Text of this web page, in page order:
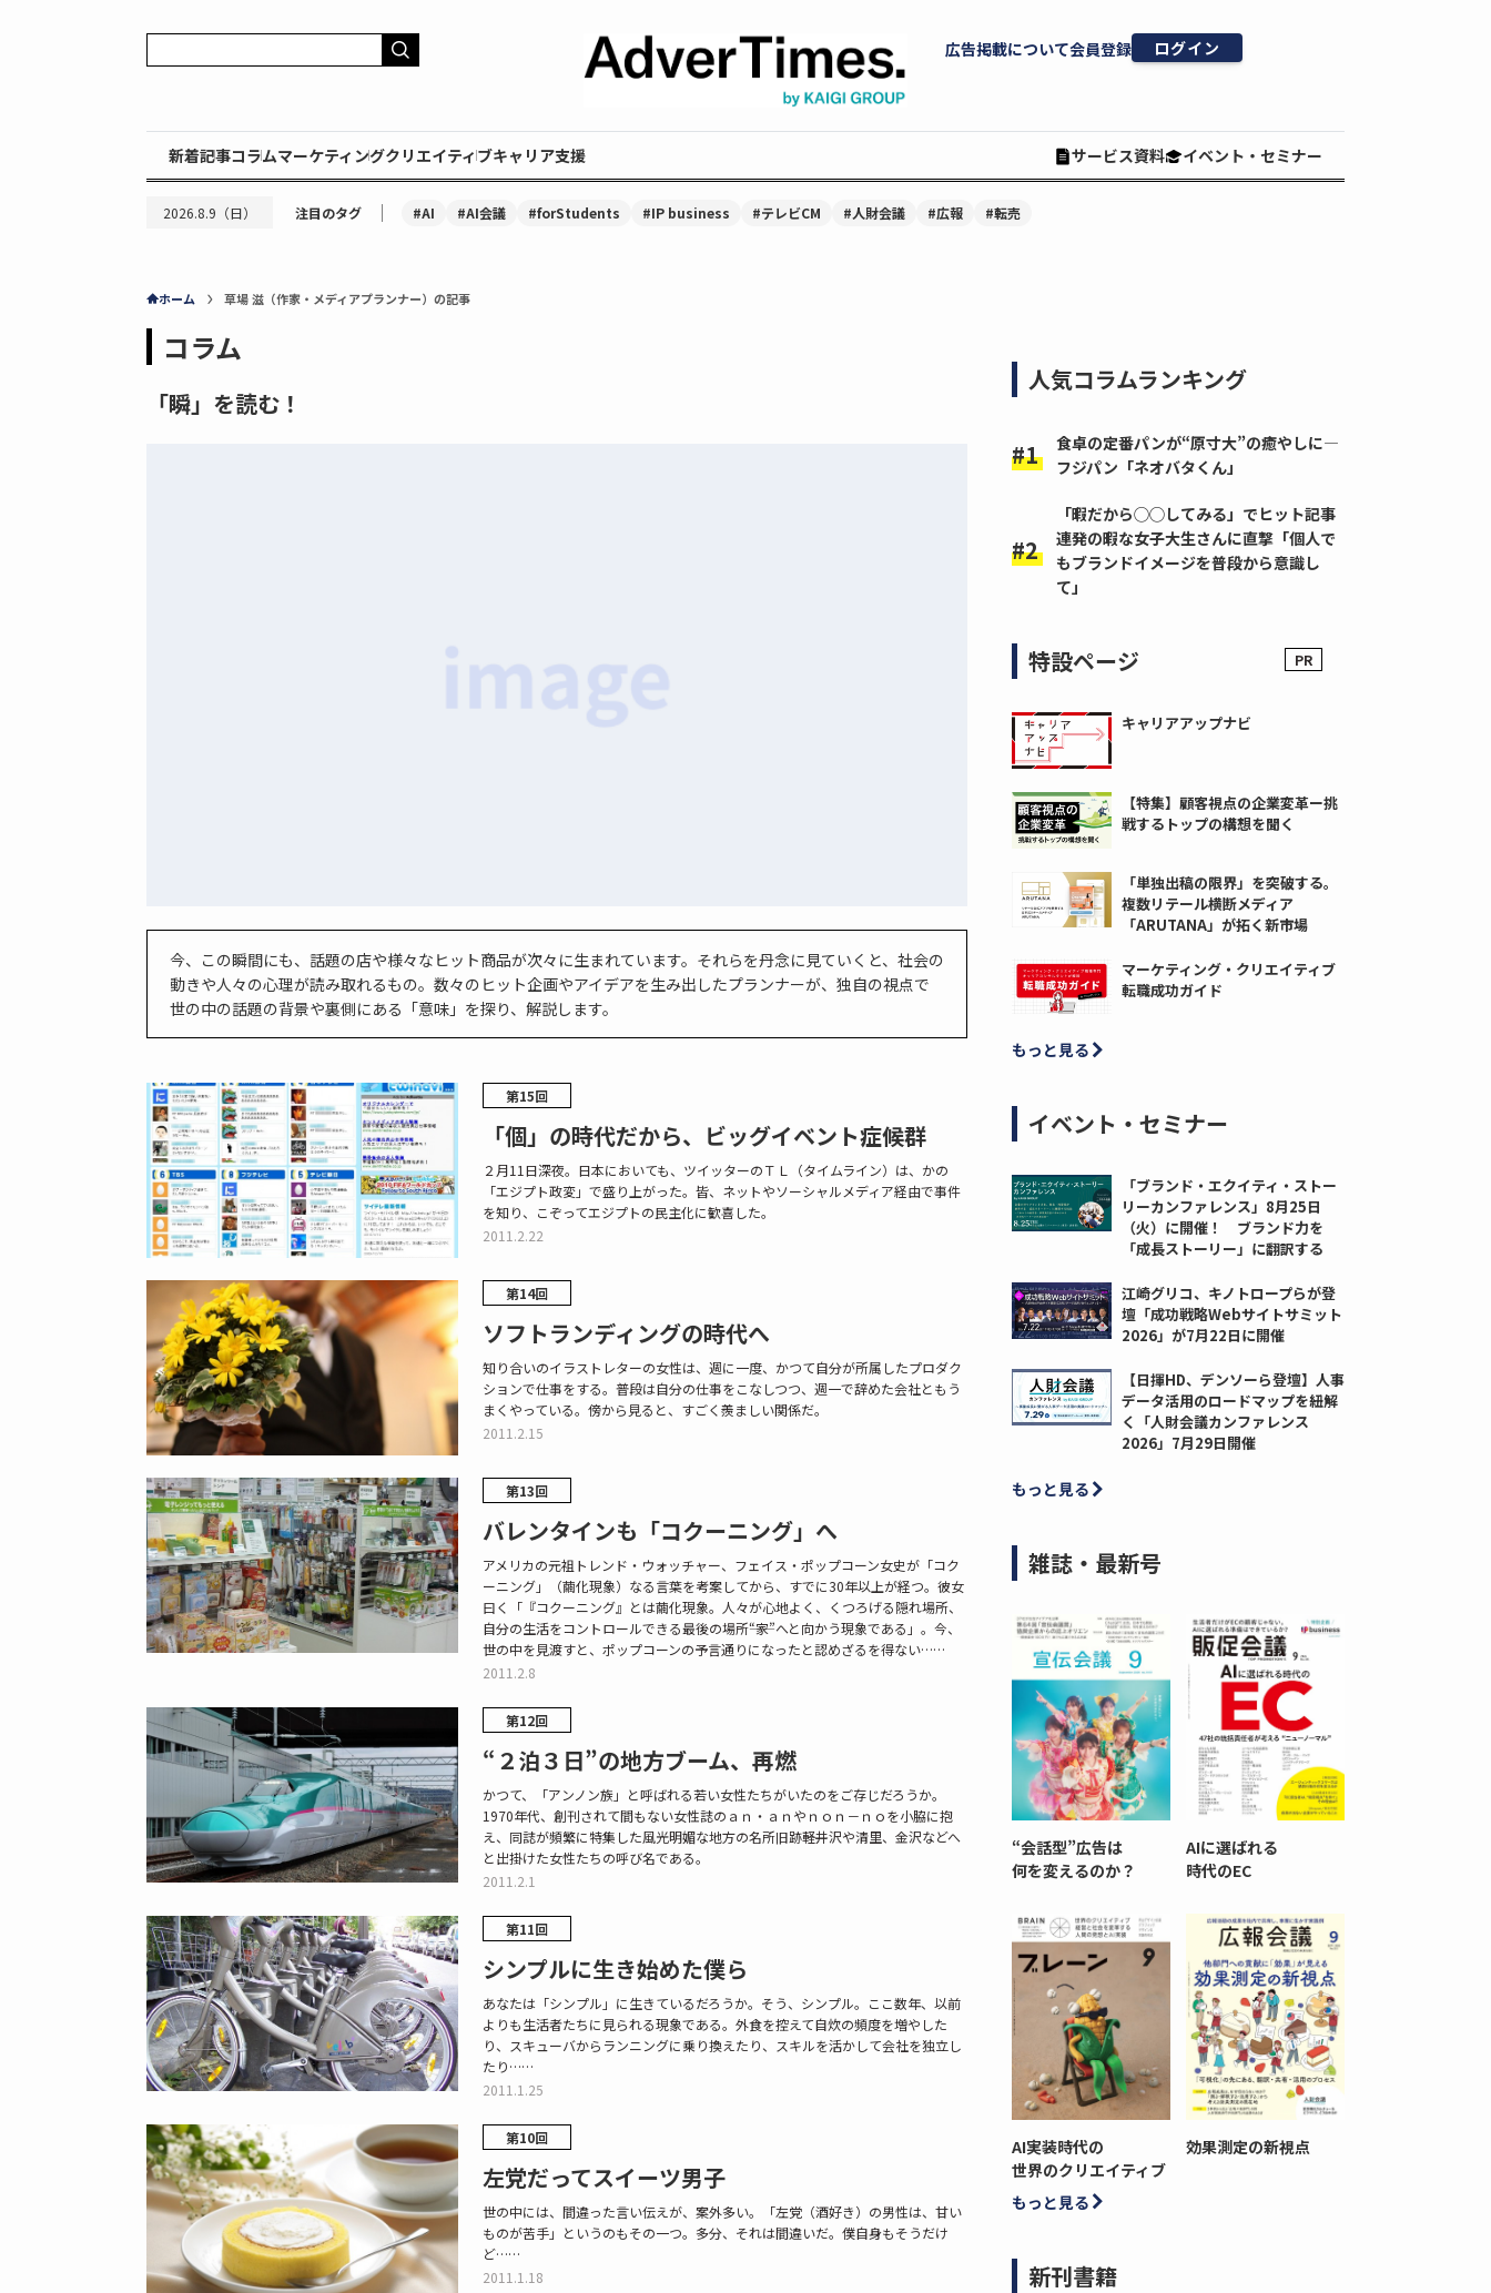
広告掲載について会員登録 ログイン
新着記事コラムマーケティングクリエイティブキャリア支援 サービス資料 イベント・セミナー
2026.8.9（日） 注目のタグ ｜ #AI #AI会議 #forStudents #IP business #テレビCM #人財会議 #広報 #転売
ホーム 草場 滋（作家・メディアプランナー）の記事
コラム
「瞬」を読む！
今、この瞬間にも、話題の店や様々なヒット商品が次々に生まれています。それらを丹念に見ていくと、社会の
動きや人々の心理が読み取れるもの。数々のヒット企画やアイデアを生み出したプランナーが、独自の視点で
世の中の話題の背景や裏側にある「意味」を探り、解説します。
第15回
「個」の時代だから、ビッグイベント症候群
２月11日深夜。日本においても、ツイッターのＴＬ（タイムライン）は、かの
「エジプト政変」で盛り上がった。皆、ネットやソーシャルメディア経由で事件
を知り、こぞってエジプトの民主化に歓喜した。
2011.2.22
第14回
ソフトランディングの時代へ
知り合いのイラストレターの女性は、週に一度、かつて自分が所属したプロダク
ションで仕事をする。普段は自分の仕事をこなしつつ、週一で辞めた会社ともう
まくやっている。傍から見ると、すごく羨ましい関係だ。
2011.2.15
第13回
バレンタインも「コクーニング」へ
アメリカの元祖トレンド・ウォッチャー、フェイス・ポップコーン女史が「コク
ーニング」（繭化現象）なる言葉を考案してから、すでに30年以上が経つ。彼女
曰く「『コクーニング』とは繭化現象。人々が心地よく、くつろげる隠れ場所、
自分の生活をコントロールできる最後の場所――“家”へと向かう現象である」。今、
世の中を見渡すと、ポップコーンの予言通りになったと認めざるを得ない……
2011.2.8
第12回
“２泊３日”の地方ブーム、再燃
かつて、「アンノン族」と呼ばれる若い女性たちがいたのをご存じだろうか。
1970年代、創刊されて間もない女性誌のａｎ・ａｎやｎｏｎ－ｎｏを小脇に抱
え、同誌が頻繁に特集した風光明媚な地方の名所旧跡――軽井沢や清里、金沢などへ
と出掛けた女性たちの呼び名である。
2011.2.1
第11回
シンプルに生き始めた僕ら
あなたは「シンプル」に生きているだろうか。そう、シンプル。ここ数年、以前
よりも生活者たちに見られる現象である。外食を控えて自炊の頻度を増やした
り、スキューバからランニングに乗り換えたり、スキルを活かして会社を独立し
たり……
2011.1.25
第10回
左党だってスイーツ男子
世の中には、間違った言い伝えが、案外多い。「左党（酒好き）の男性は、甘い
ものが苦手」というのもその一つ。多分、それは間違いだ。僕自身もそうだけ
ど……
2011.1.18
人気コラムランキング
食卓の定番パンが“原寸大”の癒やしに―
フジパン「ネオバタくん」
「暇だから◯◯してみる」でヒット記事
連発の暇な女子大生さんに直撃「個人で
もブランドイメージを普段から意識し
て」
特設ページ
キャリアアップナビ
【特集】顧客視点の企業変革ー挑
戦するトップの構想を聞く
「単独出稿の限界」を突破する。
複数リテール横断メディア
「ARUTANA」が拓く新市場
マーケティング・クリエイティブ
転職成功ガイド
もっと見る
イベント・セミナー
「ブランド・エクイティ・ストー
リーカンファレンス」8月25日
（火）に開催！ ブランド力を
「成長ストーリー」に翻訳する
江崎グリコ、キノトロープらが登
壇「成功戦略Webサイトサミット
2026」が7月22日に開催
【日揮HD、デンソーら登壇】人事
データ活用のロードマップを紐解
く「人財会議カンファレンス
2026」7月29日開催
もっと見る
雑誌・最新号
“会話型”広告は
何を変えるのか？
AIに選ばれる
時代のEC
AI実装時代の
世界のクリエイティブ
効果測定の新視点
もっと見る
新刊書籍